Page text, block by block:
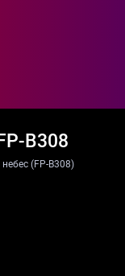
B308
(FP-B308)